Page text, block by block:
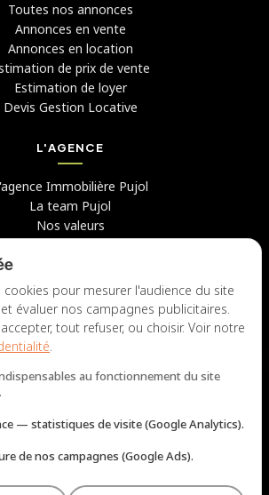
Toutes nos annonces
Annonces en vente
Annonces en location
de prix de vente
Estimation de loyer
Devis Gestion Locative
L'AGENCE
Immobilière Pujol
La team Pujol
Nos valeurs
Candidater chez nous
NOUS CONTACTER
Lun – Jeu : 9h – 12h / 14h – 18h
pour mesurer l'audience du site
évaluer nos campagnes publicitaires.
tout refuser, ou choisir. Voir notre
.
au fonctionnement du site
— statistiques de visite (Google Analytics).
de nos campagnes (Google Ads).